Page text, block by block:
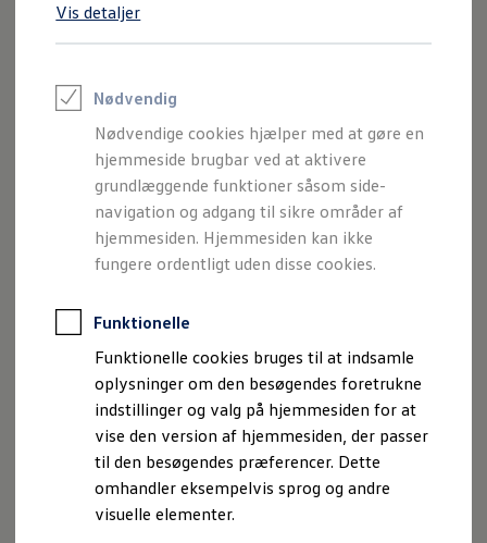
Model
Finansiering Medregn
Ekstraudstyrets pris i kroner
Udbetaling i kroner
Min. udbetaling: 57.284 kr.
Løbetid i måneder
Vis detaljer
Nødvendig
Nødvendige cookies hjælper med at gøre en
hjemmeside brugbar ved at aktivere
grundlæggende funktioner såsom side-
navigation og adgang til sikre områder af
hjemmesiden. Hjemmesiden kan ikke
fungere ordentligt uden disse cookies.
Funktionelle
Funktionelle cookies bruges til at indsamle
oplysninger om den besøgendes foretrukne
indstillinger og valg på hjemmesiden for at
vise den version af hjemmesiden, der passer
til den besøgendes præferencer. Dette
omhandler eksempelvis sprog og andre
visuelle elementer.